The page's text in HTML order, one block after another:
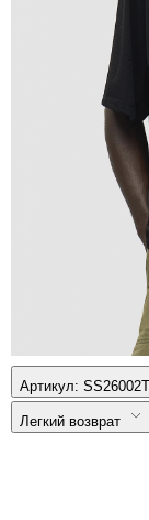
Артикул: SS26002T
Легкий возврат